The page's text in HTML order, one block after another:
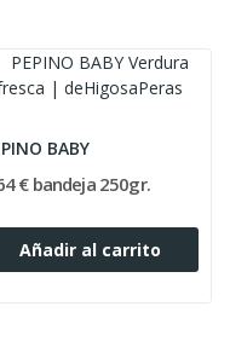
BABY
€ bandeja 250gr.
Añadir al carrito